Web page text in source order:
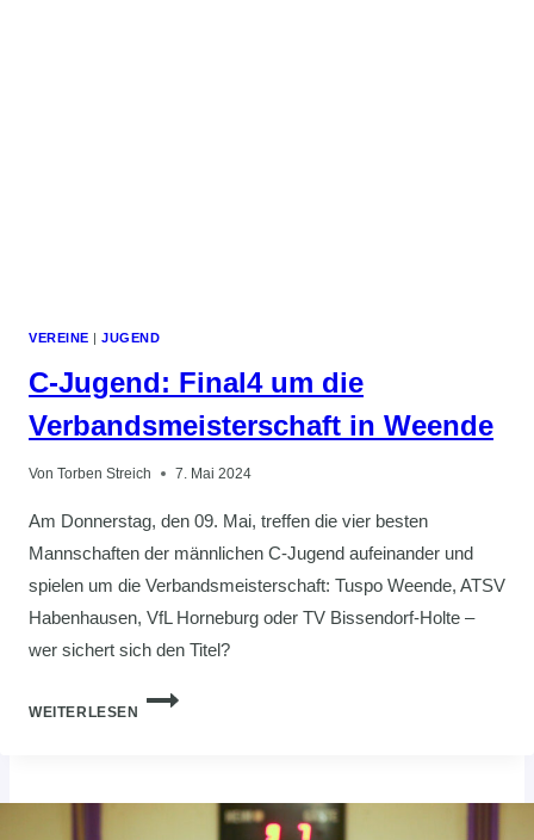
VEREINE |JUGEND
C-Jugend: Final4 um die
Verbandsmeisterschaft in Weende
Von Torben Streich 7. Mai 2024
Am Donnerstag, den 09. Mai, treffen die vier besten
Mannschaften der männlichen C-Jugend aufeinander und
spielen um die Verbandsmeisterschaft: Tuspo Weende, ATSV
Habenhausen, VfL Horneburg oder TV Bissendorf-Holte –
wer sichert sich den Titel?
WEITERLESEN
VERBANDSMEISTERSCHAFT